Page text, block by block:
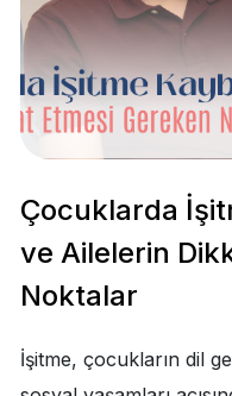
Çocuklarda
ve Ailelerin
Noktalar
İşitme, çocukların dil